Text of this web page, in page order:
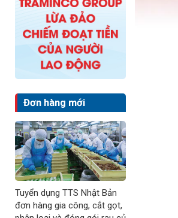
Đơn hàng mới
Tuyển dụng TTS Nhật Bản
đơn hàng gia công, cắt gọt,